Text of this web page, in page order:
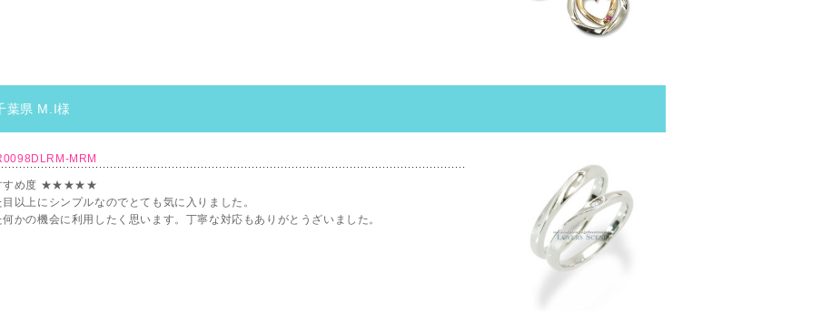
葉県 M.I様
MRM
すめ度 ★★★★★
目以上にシンプルなのでとても気に入りました。
何かの機会に利用したく思います。丁寧な対応もありがとうざいました。